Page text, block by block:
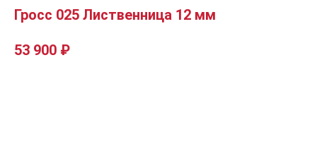
Гросс 025 Лиственница 12 мм
53 900 ₽